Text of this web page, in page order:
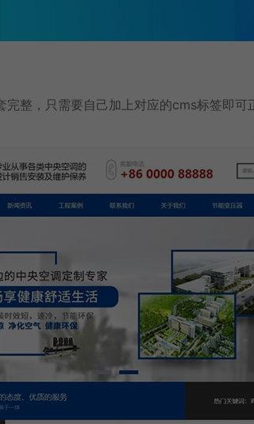
整，只需要自己加上对应的cms标签即可